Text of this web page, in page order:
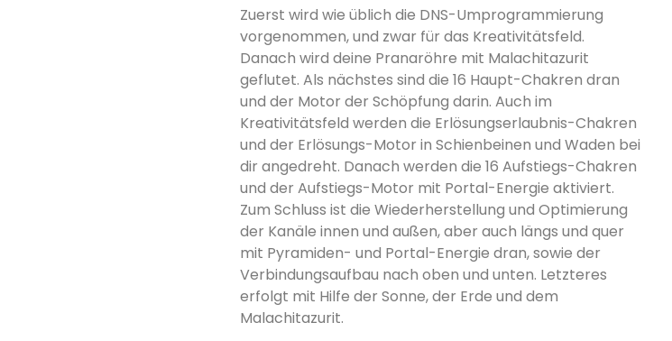
Zuerst wird wie üblich die DNS-Umprogrammierung
vorgenommen, und zwar für das Kreativitätsfeld.
Danach wird deine Pranaröhre mit Malachitazurit
geflutet. Als nächstes sind die 16 Haupt-Chakren dran
und der Motor der Schöpfung darin. Auch im
Kreativitätsfeld werden die Erlösungserlaubnis-Chakren
und der Erlösungs-Motor in Schienbeinen und Waden bei
dir angedreht. Danach werden die 16 Aufstiegs-Chakren
und der Aufstiegs-Motor mit Portal-Energie aktiviert.
Zum Schluss ist die Wiederherstellung und Optimierung
der Kanäle innen und außen, aber auch längs und quer
mit Pyramiden- und Portal-Energie dran, sowie der
Verbindungsaufbau nach oben und unten. Letzteres
erfolgt mit Hilfe der Sonne, der Erde und dem
Malachitazurit.